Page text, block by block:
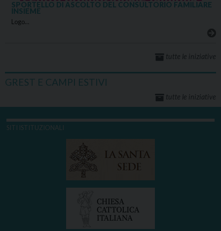
SPORTELLO DI ASCOLTO DEL CONSULTORIO FAMILIARE
INSIEME
Logo…
tutte le iniziative
GREST E CAMPI ESTIVI
tutte le iniziative
SITI ISTITUZIONALI